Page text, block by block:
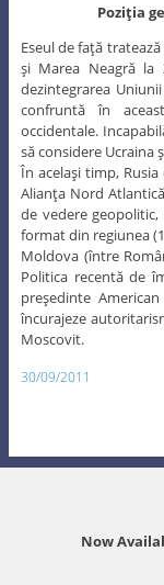
Poziţia
Eseul de faţă
şi Marea Neagră la
dezintegrarea
confruntă în
occidentale.
să considere Ucraina
În acelaşi timp,
Alianţa Nord
de vedere
format din regiunea
Moldova (între
Politica recentă de
preşedinte
încurajeze
Moscovit.
30/09/2011
Now